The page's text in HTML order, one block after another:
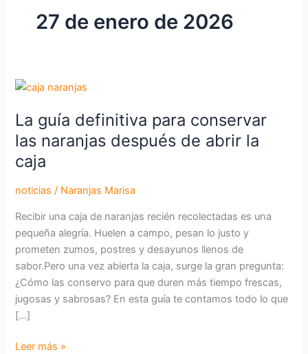
27 de enero de 2026
La guía definitiva para conservar
las naranjas después de abrir la
caja
noticias / Naranjas Marisa
Recibir una caja de naranjas recién recolectadas es una
pequeña alegría. Huelen a campo, pesan lo justo y
prometen zumos, postres y desayunos llenos de
sabor.Pero una vez abierta la caja, surge la gran pregunta:
¿Cómo las conservo para que duren más tiempo frescas,
jugosas y sabrosas? En esta guía te contamos todo lo que
[…]
La
definitiva
para
las
naranjas
de
abrir
la
caja
Leer más »